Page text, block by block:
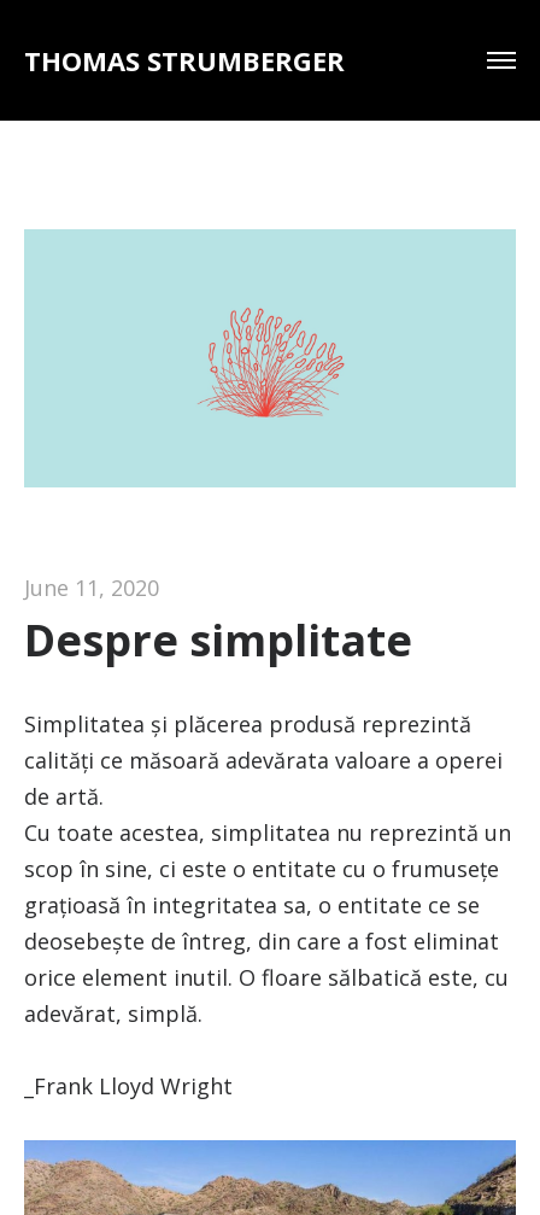
THOMAS STRUMBERGER
June 11, 2020
Despre simplitate
Simplitatea și plăcerea produsă reprezintă
calități ce măsoară adevărata valoare a operei
de artă.
Cu toate acestea, simplitatea nu reprezintă un
scop în sine, ci este o entitate cu o frumusețe
grațioasă în integritatea sa, o entitate ce se
deosebește de întreg, din care a fost eliminat
orice element inutil. O floare sălbatică este, cu
adevărat, simplă.
_Frank Lloyd Wright